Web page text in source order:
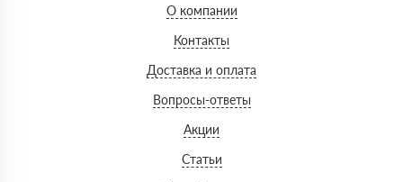
О компании
Контакты
Доставка и оплата
Вопросы-ответы
Акции
Статьи